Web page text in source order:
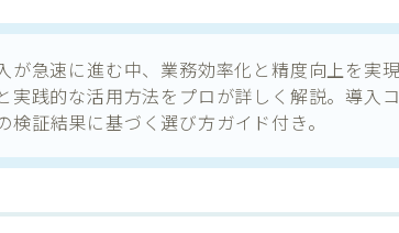
が急速に進む中、業務効率化と精度向上を実
実践的な活用方法をプロが詳しく解説。導入
検証結果に基づく選び方ガイド付き。